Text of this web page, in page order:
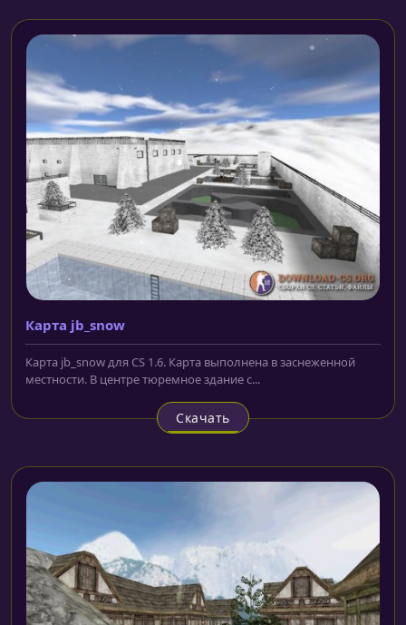
Карта jb_snow
Карта jb_snow для CS 1.6. Карта выполнена в заснеженной
местности. В центре тюремное здание с...
Скачать